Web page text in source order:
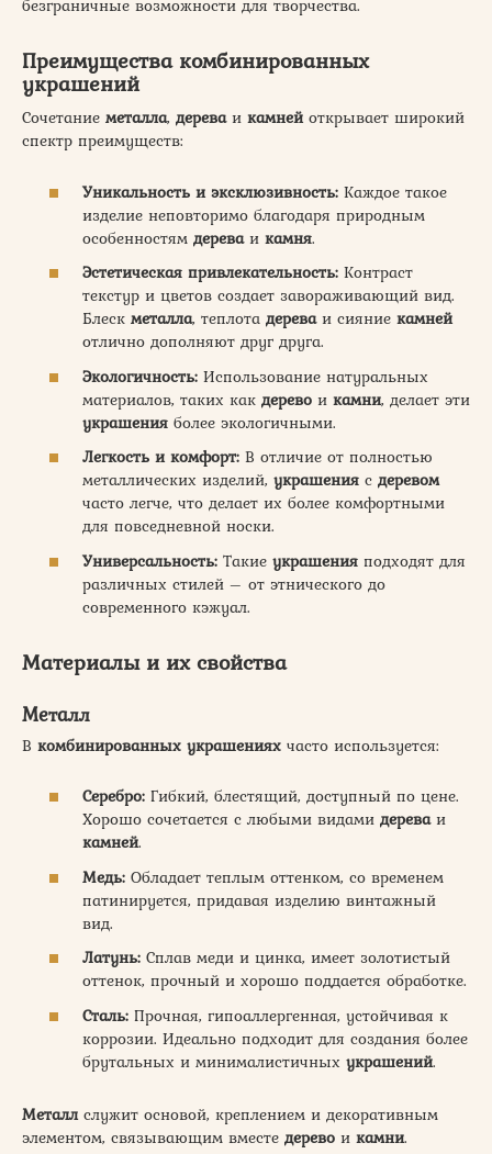
безграничные возможности для творчества.
Преимущества комбинированных
украшений
Сочетание металла, дереваи камнейоткрывает широкий
спектр преимуществ:
Уникальность и эксклюзивность: Каждое такое
изделие неповторимо благодаря природным
особенностям дереваи камня.
Эстетическая привлекательность: Контраст
текстур и цветов создает завораживающий вид.
Блеск металла, теплота дереваи сияние камней
отлично дополняют друг друга.
Экологичность: Использование натуральных
материалов, таких как дерево и камни, делает эти
украшения более экологичными.
Легкость и комфорт: В отличие от полностью
металлических изделий, украшения с деревом
часто легче, что делает их более комфортными
для повседневной носки.
Универсальность: Такие украшения подходят для
различных стилей – от этнического до
современного кэжуал.
Материалы и их свойства
Металл
В комбинированных украшениях часто используется:
Серебро: Гибкий, блестящий, доступный по цене.
Хорошо сочетается с любыми видами дереваи
камней.
Медь: Обладает теплым оттенком, со временем
патинируется, придавая изделию винтажный
вид.
Латунь: Сплав меди и цинка, имеет золотистый
оттенок, прочный и хорошо поддается обработке.
Сталь: Прочная, гипоаллергенная, устойчивая к
коррозии. Идеально подходит для создания более
брутальных и минималистичных украшений.
Металлслужит основой, креплением и декоративным
элементом, связывающим вместе дерево и камни.